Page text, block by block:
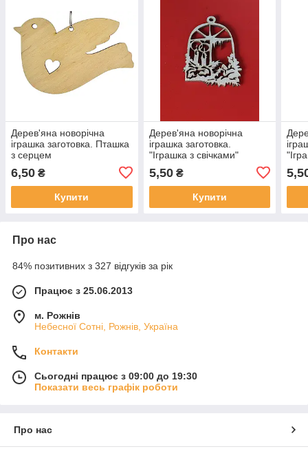
Дерев'яна новорічна
іграшка заготовка. Пташка
з серцем
6,50 ₴
Купити
Дерев'яна новорічна
іграшка заготовка.
"Іграшка з свічками"
5,50₴
Купити
Про нас
84% позитивних з 327 відгуків за рік
Працює з 25.06.2013
м. Рожнів
Небесної Сотні, Рожнів, Україна
Контакти
Сьогодні працює з 09:00 до 19:30
Показати весь графік роботи
Про нас